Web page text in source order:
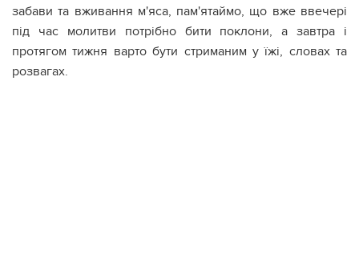
забави та вживання м'яса, пам'ятаймо, що вже ввечері
під час молитви потрібно бити поклони, а завтра і
протягом тижня варто бути стриманим у їжі, словах та
розвагах.